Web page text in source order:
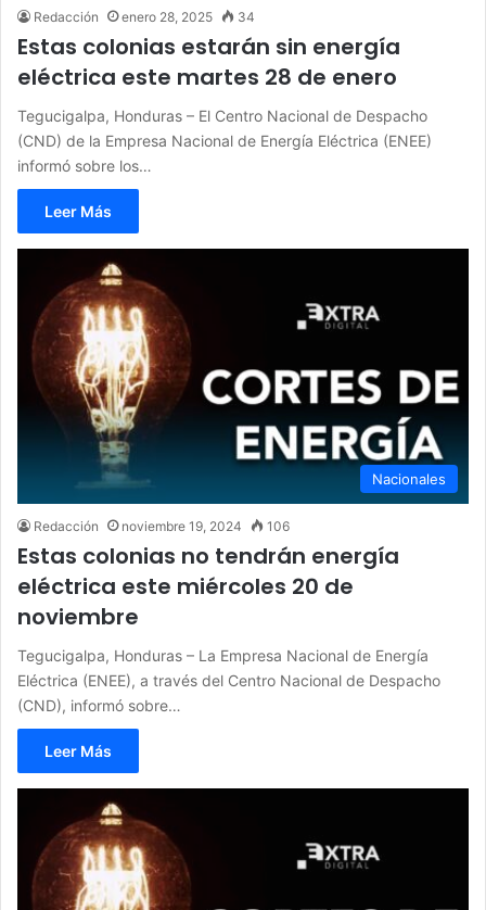
Redacción enero 28, 2025 34
Estas colonias estarán sin energía
eléctrica este martes 28 de enero
Tegucigalpa, Honduras – El Centro Nacional de Despacho
(CND) de la Empresa Nacional de Energía Eléctrica (ENEE)
informó sobre los…
Leer Más
Nacionales
Redacción noviembre 19, 2024 106
Estas colonias no tendrán energía
eléctrica este miércoles 20 de
noviembre
Tegucigalpa, Honduras – La Empresa Nacional de Energía
Eléctrica (ENEE), a través del Centro Nacional de Despacho
(CND), informó sobre…
Leer Más